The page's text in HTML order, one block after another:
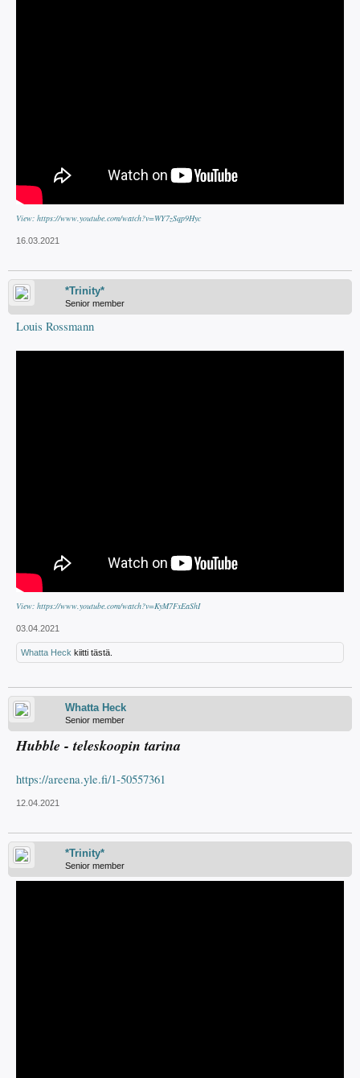
View: https://www.youtube.com/watch?v=WY7zSqp9Hyc
16.03.2021
*Trinity*
Senior member
Louis Rossmann
View: https://www.youtube.com/watch?v=KyM7FxEaShI
03.04.2021
Whatta Heck kiitti tästä.
Whatta Heck
Senior member
Hubble - teleskoopin tarina
https://areena.yle.fi/1-50557361
12.04.2021
*Trinity*
Senior member